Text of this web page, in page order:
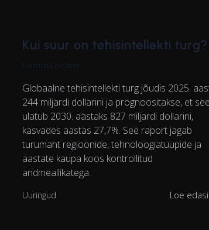
Kui suur on tehisintellekti turg?
Rasmus Leichter
Globaalne tehisintellekti turg jõudis 2025.
244 miljardi dollarini ja prognoositakse, et see
ulatub 2030. aastaks 827 miljardi dollarini,
kasvades aastas 27,7%. See raport jagab
turumaht regioonide, tehnoloogiatüüpide ja
aastate kaupa koos kontrollitud
andmeallikatega.
Uuringud Loe